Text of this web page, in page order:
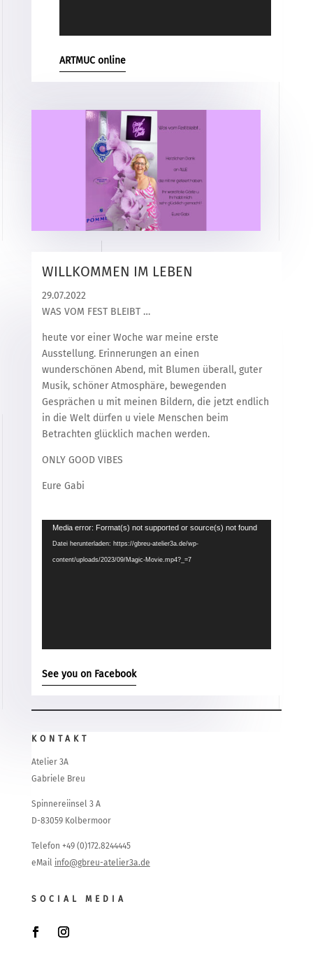
ARTMUC online
WILLKOMMEN IM LEBEN
29.07.2022
WAS VOM FEST BLEIBT …
heute vor einer Woche war meine erste
Ausstellung. Erinnerungen an einen
wunderschönen Abend, mit Blumen überall, guter
Musik, schöner Atmosphäre, bewegenden
Gesprächen u mit meinen Bildern, die jetzt endlich
in die Welt dürfen u viele Menschen beim
Betrachten glücklich machen werden.
ONLY GOOD VIBES
Eure Gabi
Video-
Player
Media error: Format(s) not supported or source(s) not found
Datei herunterladen: https://gbreu-atelier3a.de/wp-
content/uploads/2023/09/Magic-Movie.mp4?_=7
See you on Facebook
KONTAKT
Atelier 3A
Gabriele Breu
Spinnereiinsel 3 A
D-83059 Kolbermoor
Telefon +49 (0)172.8244445
eMail info@gbreu-atelier3a.de
SOCIAL MEDIA